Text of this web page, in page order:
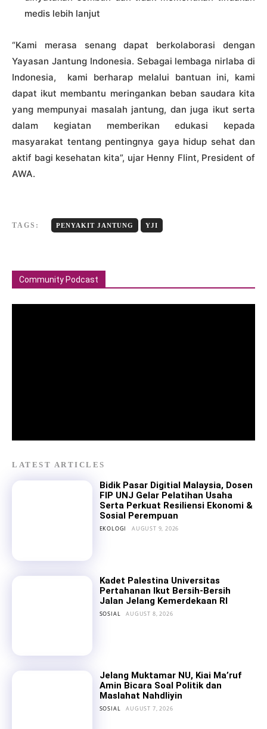
medis lebih lanjut
“Kami merasa senang dapat berkolaborasi dengan
Yayasan Jantung Indonesia. Sebagai lembaga nirlaba di
Indonesia, kami berharap melalui bantuan ini, kami
dapat ikut membantu meringankan beban saudara kita
yang mempunyai masalah jantung, dan juga ikut serta
dalam kegiatan memberikan edukasi kepada
masyarakat tentang pentingnya gaya hidup sehat dan
aktif bagi kesehatan kita”, ujar Henny Flint, President of
AWA.
TAGS: PENYAKIT JANTUNG YJI
Community Podcast
LATEST ARTICLES
Bidik Pasar Digitial Malaysia, Dosen
FIP UNJ Gelar Pelatihan Usaha
Serta Perkuat Resiliensi Ekonomi &
Sosial Perempuan
EKOLOGI AUGUST 9, 2026
Kadet Palestina Universitas
Pertahanan Ikut Bersih-Bersih
Jalan Jelang Kemerdekaan RI
SOSIAL AUGUST 8, 2026
Jelang Muktamar NU, Kiai Ma’ruf
Amin Bicara Soal Politik dan
Maslahat Nahdliyin
SOSIAL AUGUST 7, 2026